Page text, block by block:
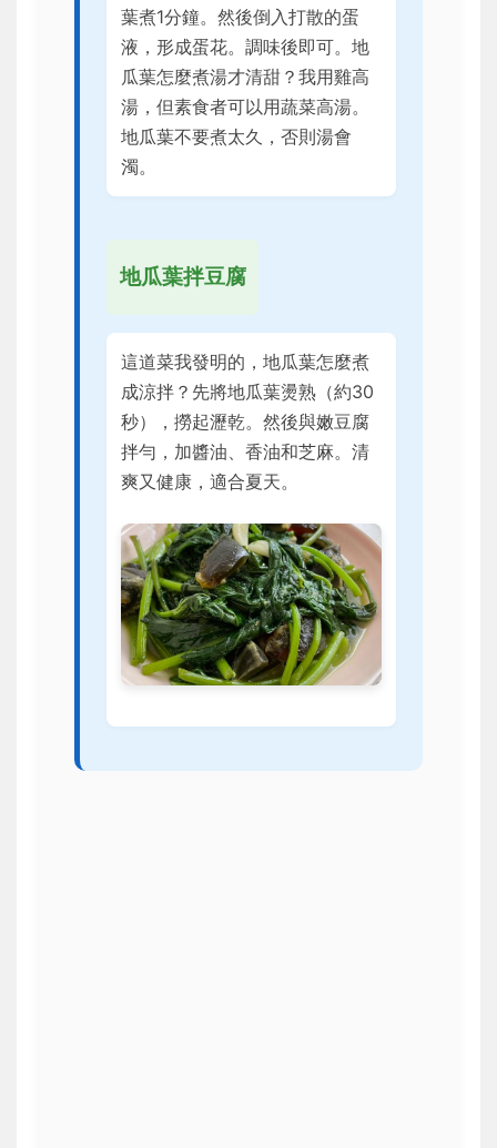
葉煮1分鐘。然後倒入打散的蛋
液，形成蛋花。調味後即可。地
瓜葉怎麼煮湯才清甜？我用雞高
湯，但素食者可以用蔬菜高湯。
地瓜葉不要煮太久，否則湯會
濁。
地瓜葉拌豆腐
這道菜我發明的，地瓜葉怎麼煮
成涼拌？先將地瓜葉燙熟（約30
秒），撈起瀝乾。然後與嫩豆腐
拌勻，加醬油、香油和芝麻。清
爽又健康，適合夏天。